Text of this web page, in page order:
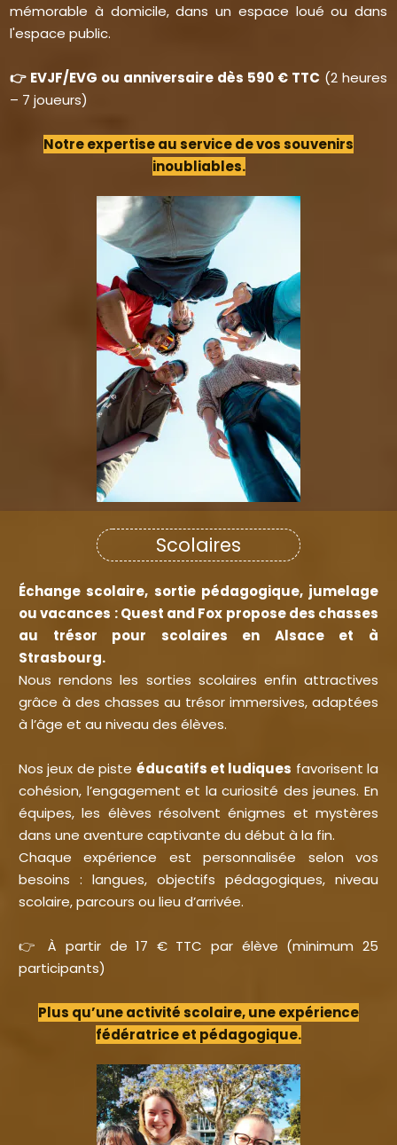
mémorable à domicile, dans un espace loué ou dans
l'espace public.
👉 EVJF/EVG ou anniversaire dès 590 € TTC (2 heures
– 7 joueurs)
Notre expertise au service de vos souvenirs
inoubliables.
Scolaires
Échange scolaire, sortie pédagogique, jumelage
ou vacances : Quest and Fox propose des chasses
au trésor pour scolaires en Alsace et à
Strasbourg.
Nous rendons les sorties scolaires enfin attractives
grâce à des chasses au trésor immersives, adaptées
à l’âge et au niveau des élèves.
Nos jeux de piste éducatifs et ludiques favorisent la
cohésion, l’engagement et la curiosité des jeunes. En
équipes, les élèves résolvent énigmes et mystères
dans une aventure captivante du début à la fin.
Chaque expérience est personnalisée selon vos
besoins : langues, objectifs pédagogiques, niveau
scolaire, parcours ou lieu d’arrivée.
👉 À partir de 17 € TTC par élève (minimum 25
participants)
Plus qu’une activité scolaire, une expérience
fédératrice et pédagogique.